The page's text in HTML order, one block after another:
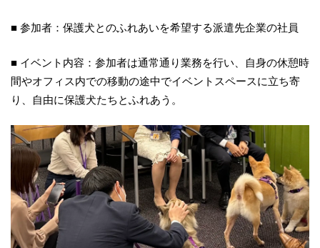
■ 参加者：保護犬とのふれあいを希望する派遣先企業の社員
■ イベント内容：参加者は通常通り業務を行い、自身の休憩時
間やオフィス内での移動の途中でイベントスペースに立ち寄
り、自由に保護犬たちとふれあう。